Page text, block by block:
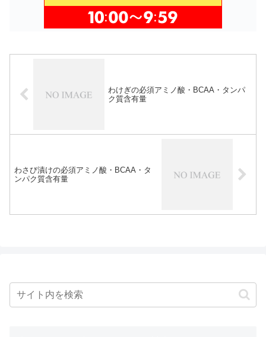
わけぎの必須アミノ酸・BCAA・タンパ
ク質含有量
わさび漬けの必須アミノ酸・BCAA・タ
ンパク質含有量